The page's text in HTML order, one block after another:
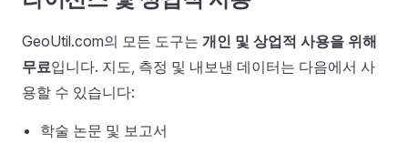
GeoUtil.com의 모든 도구는 개인 및 상업적 사용을 위해
무료입니다. 지도, 측정 및 내보낸 데이터는 다음에서 사
용할 수 있습니다:
학술 논문 및 보고서